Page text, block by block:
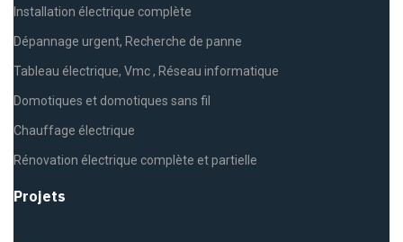
Installation électrique complète
Dépannage urgent, Recherche de panne
Tableau électrique, Vmc , Réseau informatique
Domotiques et domotiques sans fil
Chauffage électrique
Rénovation électrique complète et partielle
Projets